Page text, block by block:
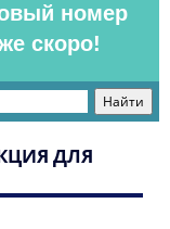
номер
скоро!
ДЛЯ